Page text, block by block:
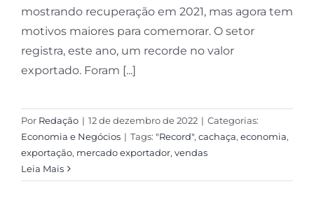
mostrando recuperação em 2021, mas agora tem
motivos maiores para comemorar. O setor
registra, este ano, um recorde no valor
exportado. Foram [...]
Por Redação | 12 de dezembro de 2022 | Categorias:
Economia e Negócios | Tags: "Record", cachaça, economia,
exportação, mercado exportador, vendas
Leia Mais